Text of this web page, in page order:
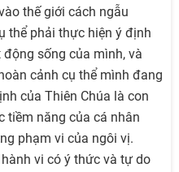
thế giới cách ngẫu
thể phải thực hiện ý định
sống của mình, và
cảnh cụ thể mình đang
của Thiên Chúa là con
tiềm năng của cá nhân
phạm vi của ngôi vị.
vi có ý thức và tự do